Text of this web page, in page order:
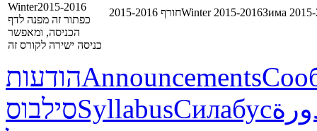
Winter2015-2016
כפתור זה מפנה לדף
הכניסה, ומאפשר
כניסה ישירה לקורס זה
חורף 2015-2016Winter 2015-2016Зима
הודעותAnnouncements
סילבוסSyllabusСилабус